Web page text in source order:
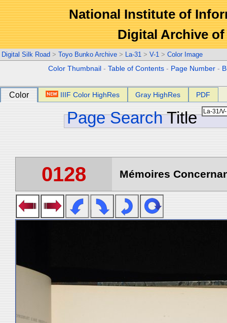
National Institute of
Digital Archive
Digital Silk Road > Toyo Bunko Archive > La-31 > V-1 > Color Image
Color Thumbnail -Table of Contents - Page Number -
Color IIIF Color HighRes Gray HighRes PDF
Page Search Title
0128 Mémoires